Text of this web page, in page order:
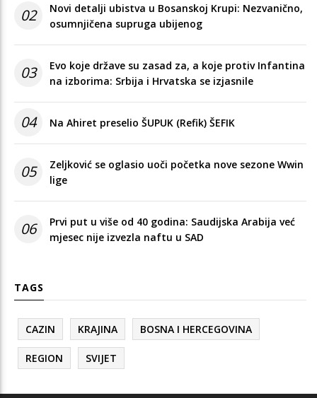
02
Novi detalji ubistva u Bosanskoj Krupi: Nezvanično,
osumnjičena supruga ubijenog
03
Evo koje države su zasad za, a koje protiv Infantina
na izborima: Srbija i Hrvatska se izjasnile
04 Na Ahiret preselio ŠUPUK (Refik) ŠEFIK
05
Zeljković se oglasio uoči početka nove sezone Wwin
lige
06
Prvi put u više od 40 godina: Saudijska Arabija već
mjesec nije izvezla naftu u SAD
TAGS
CAZIN KRAJINA BOSNA I HERCEGOVINA
REGION SVIJET